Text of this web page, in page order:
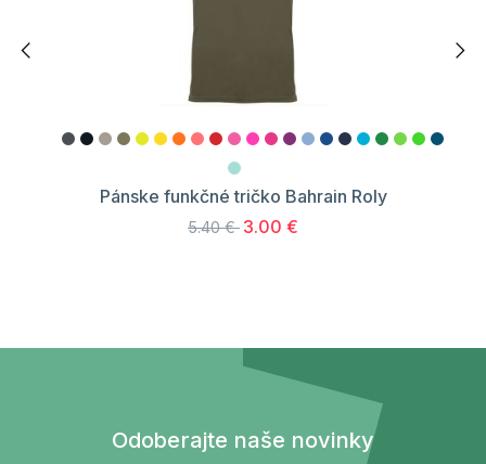
Pánske funkčné tričko Bahrain Roly
5.40 € 3.00 €
Odoberajte naše novinky